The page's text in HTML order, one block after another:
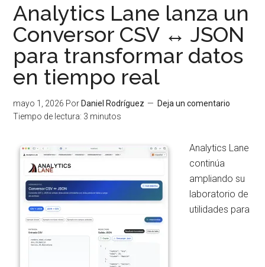
una
Calculadora
de
Rentabilidad
en
TIR
(XIRR)
Analytics Lane lanza un
Conversor CSV ↔ JSON
para transformar datos
en tiempo real
mayo 1, 2026 Por Daniel Rodríguez
Deja un comentario
Tiempo de lectura: 3 minutos
Analytics Lane
continúa
ampliando su
laboratorio de
utilidades para